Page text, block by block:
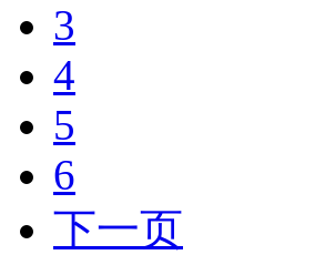
3
4
5
6
下一页